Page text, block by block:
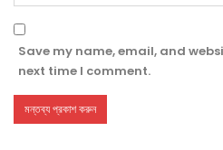
Save my name, email, and
next time I comment.